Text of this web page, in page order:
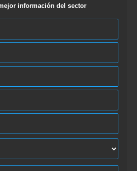
información del sector